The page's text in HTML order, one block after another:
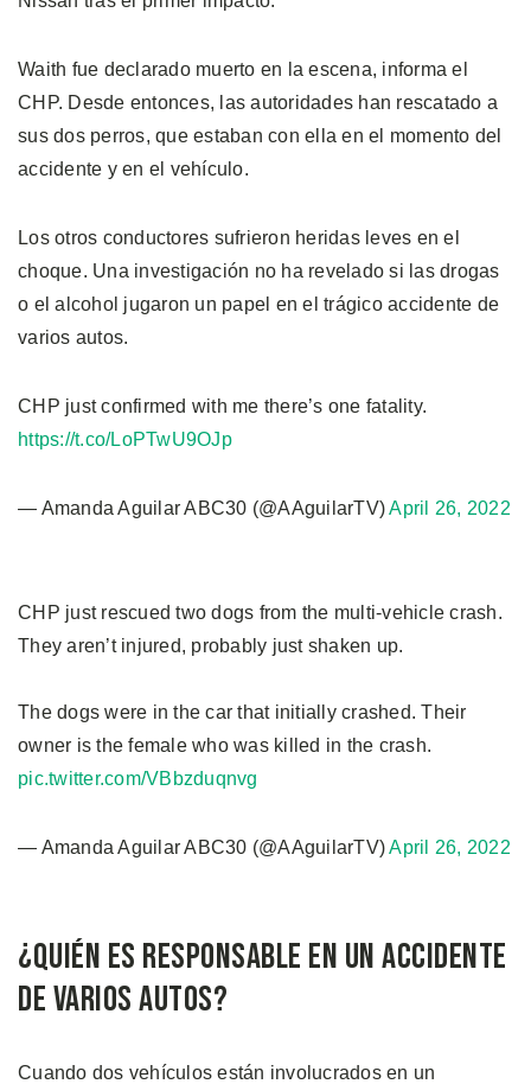
Waith fue declarado muerto en la escena, informa el
CHP. Desde entonces, las autoridades han rescatado a
sus dos perros, que estaban con ella en el momento del
accidente y en el vehículo.
Los otros conductores sufrieron heridas leves en el
choque. Una investigación no ha revelado si las drogas
o el alcohol jugaron un papel en el trágico accidente de
varios autos.
CHP just confirmed with me there’s one fatality.
https://t.co/LoPTwU9OJp
— Amanda Aguilar ABC30 (@AAguilarTV)April 26, 2022
CHP just rescued two dogs from the multi-vehicle crash.
They aren’t injured, probably just shaken up.
The dogs were in the car that initially crashed. Their
owner is the female who was killed in the crash.
pic.twitter.com/VBbzduqnvg
— Amanda Aguilar ABC30 (@AAguilarTV)April 26, 2022
¿Quién es responsable en un accidente
de varios autos?
Cuando dos vehículos están involucrados en un